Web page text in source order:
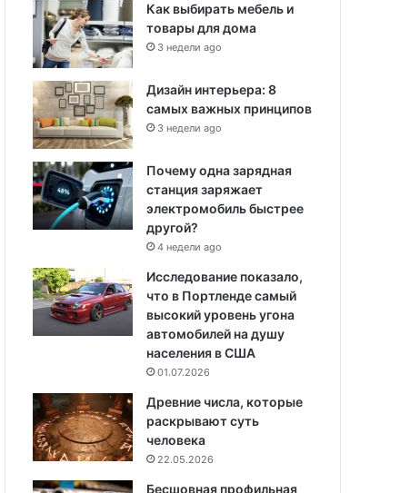
Как выбирать мебель и
товары для дома
3 недели ago
Дизайн интерьера: 8
самых важных принципов
3 недели ago
Почему одна зарядная
станция заряжает
электромобиль быстрее
другой?
4 недели ago
Исследование показало,
что в Портленде самый
высокий уровень угона
автомобилей на душу
населения в США
01.07.2026
Древние числа, которые
раскрывают суть
человека
22.05.2026
Бесшовная профильная